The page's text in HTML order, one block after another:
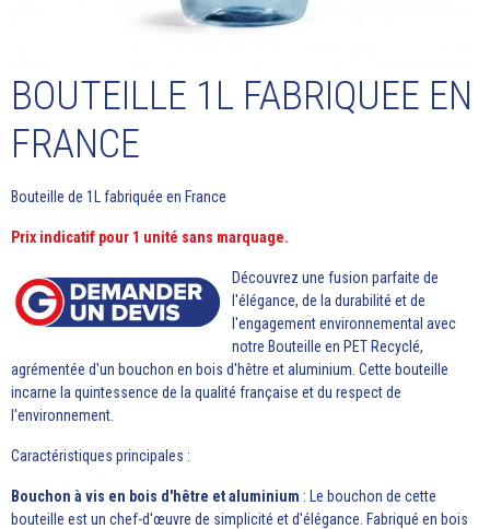
BOUTEILLE 1L FABRIQUEE EN
FRANCE
Bouteille de 1L fabriquée en France
Prix indicatif pour 1 unité sans marquage.
Découvrez une fusion parfaite de
l'élégance, de la durabilité et de
l'engagement environnemental avec
notre Bouteille en PET Recyclé,
agrémentée d'un bouchon en bois d'hêtre et aluminium. Cette bouteille
incarne la quintessence de la qualité française et du respect de
l'environnement.
Caractéristiques principales :
Bouchon à vis en bois d'hêtre et aluminium : Le bouchon de cette
bouteille est un chef-d'œuvre de simplicité et d'élégance. Fabriqué en bois